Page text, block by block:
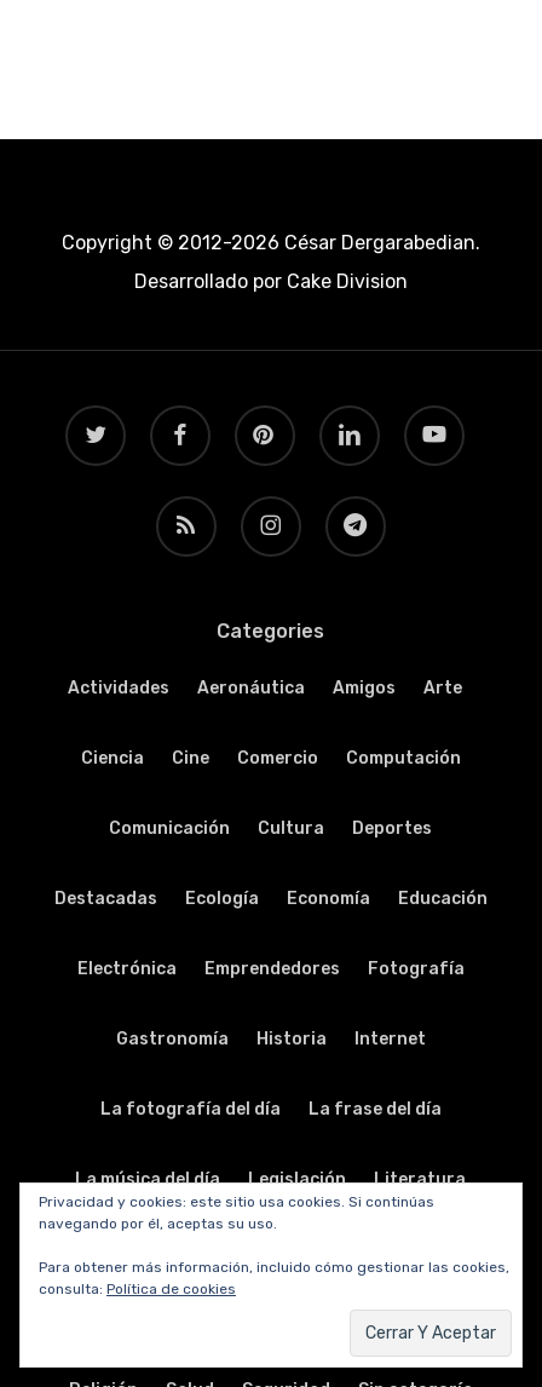
Copyright © 2012-2026 César Dergarabedian.
Desarrollado porCake Division
twitter facebook pinterest linkedin youtube
RSS instagram telegram
Categories
Actividades Aeronáutica Amigos Arte
Ciencia Cine Comercio Computación
Comunicación Cultura Deportes
Destacadas Ecología Economía Educación
Electrónica Emprendedores Fotografía
Gastronomía Historia Internet
La fotografía del día La frase del día
La música del día Legislación Literatura
Privacidad y cookies: este sitio usa cookies. Si continúas
navegando por él, aceptas su uso.
Para obtener más información, incluido cómo gestionar las cookies,
consulta: Política de cookies